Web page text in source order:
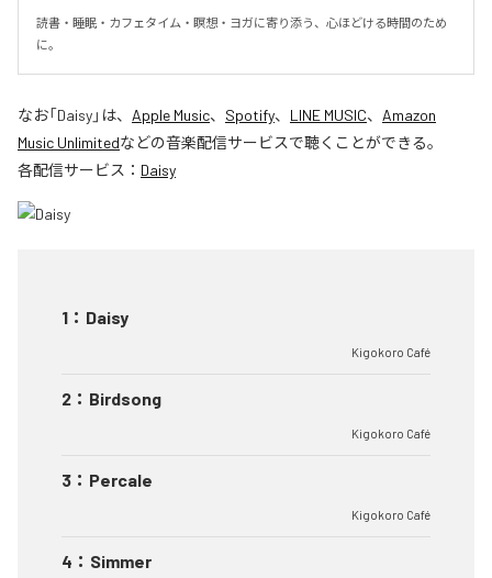
読書・睡眠・カフェタイム・瞑想・ヨガに寄り添う、心ほどける時間のため
に。
なお「Daisy」は、 Apple Music、 Spotify、 LINE MUSIC、 Amazon
Music Unlimitedなどの音楽配信サービスで聴くことができる。
各配信サービス： Daisy
1 ： Daisy
Kigokoro Café
2 ： Birdsong
Kigokoro Café
3 ： Percale
Kigokoro Café
4 ： Simmer